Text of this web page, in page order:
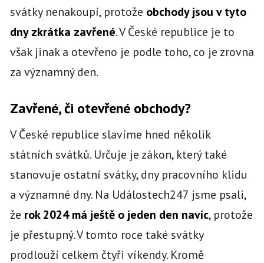
svátky nenakoupí, protože obchody jsou v tyto
dny zkrátka zavřené. V České republice je to
však jinak a otevřeno je podle toho, co je zrovna
za významný den.
Zavřené, či otevřené obchody?
V České republice slavíme hned několik
státních svátků. Určuje je zákon, který také
stanovuje ostatní svátky, dny pracovního klidu
a významné dny. Na Událostech247 jsme psali,
že rok 2024 má ještě o jeden den navíc, protože
je přestupný. V tomto roce také svátky
prodlouží celkem čtyři víkendy. Kromě